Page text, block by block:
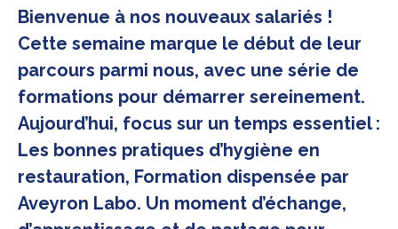
Bienvenue à nos nouveaux salariés !
Cette semaine marque le début de leur
parcours parmi nous, avec une série de
formations pour démarrer sereinement.
Aujourd’hui, focus sur un temps essentiel :
Les bonnes pratiques d’hygiène en
restauration, Formation dispensée par
Aveyron Labo. Un moment d’échange,